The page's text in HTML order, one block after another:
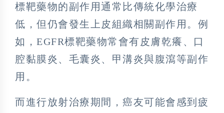
標靶藥物的副作用通常比傳統化學治療
低，但仍會發生上皮組織相關副作用。例
如，EGFR標靶藥物常會有皮膚乾癢、口
腔黏膜炎、毛囊炎、甲溝炎與腹瀉等副作
用。
而進行放射治療期間，癌友可能會感到疲